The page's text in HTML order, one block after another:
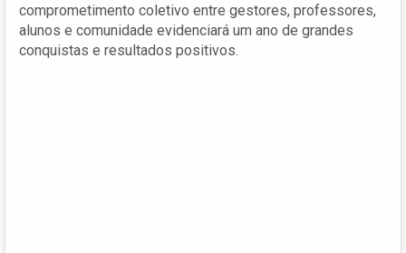
comprometimento coletivo entre gestores, professores,
alunos e comunidade evidenciará um ano de grandes
conquistas e resultados positivos.